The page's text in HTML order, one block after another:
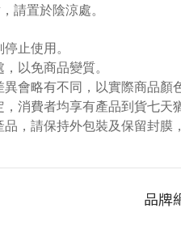
請置於陰涼處。
止使用。
以免商品變質。
異會略有不同，以實際商品顏
，消費者均享有產品到貨七
品，請保持外包裝及保留封
品牌